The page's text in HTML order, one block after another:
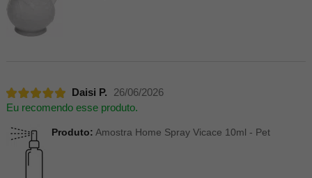
Daisi P.
26/06/2026
Eu recomendo esse produto.
Produto: Amostra Home Spray Vicace 10ml - Pet